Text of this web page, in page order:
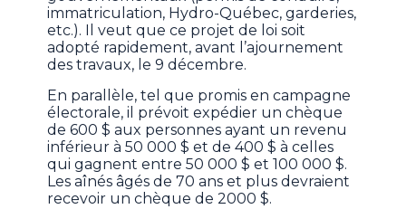
immatriculation, Hydro-Québec, garderies,
etc.). Il veut que ce projet de loi soit
adopté rapidement, avant l’ajournement
des travaux, le 9 décembre.
En parallèle, tel que promis en campagne
électorale, il prévoit expédier un chèque
de 600 $ aux personnes ayant un revenu
inférieur à 50 000 $ et de 400 $ à celles
qui gagnent entre 50 000 $ et 100 000 $.
Les aînés âgés de 70 ans et plus devraient
recevoir un chèque de 2000 $.